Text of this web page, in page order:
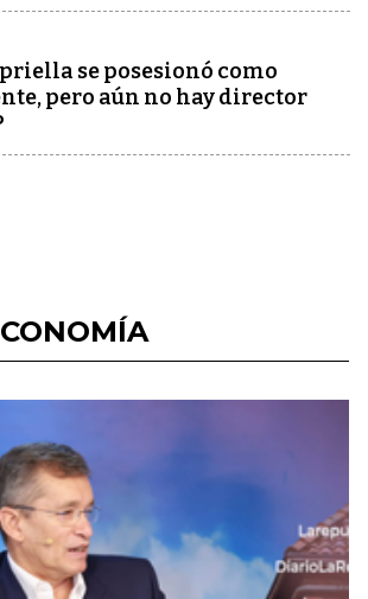
se posesionó como
pero aún no hay director